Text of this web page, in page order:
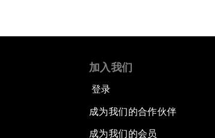
加入我们
登录
成为我们的合作伙伴
成为我们的会员